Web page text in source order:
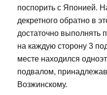
поспорить с Японией.
декретного обратно в
достаточно выполнять
на каждую сторону 3
месте находился
подвалом,
Возжинскому.